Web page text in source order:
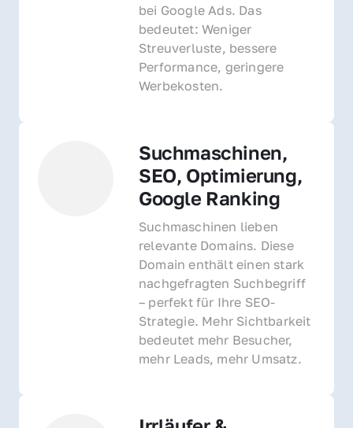
bei Google Ads. Das
bedeutet: Weniger
Streuverluste, bessere
Performance, geringere
Werbekosten.
Suchmaschinen,
SEO, Optimierung,
Google Ranking
Suchmaschinen lieben
relevante Domains. Diese
Domain enthält einen stark
nachgefragten Suchbegriff
– perfekt für Ihre SEO-
Strategie. Mehr Sichtbarkeit
bedeutet mehr Besucher,
mehr Leads, mehr Umsatz.